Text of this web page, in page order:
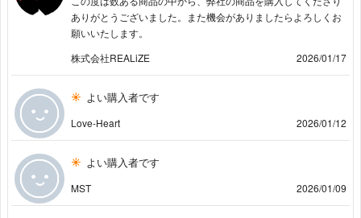
ありがとうございました。また機会がありましたらよろしくお
願いいたします。
株式会社REALiZE
2026/01/17
よい購入者です
Love-Heart 2026/01/12
よい購入者です
MST 2026/01/09